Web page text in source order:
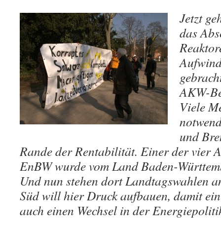
Jetzt
das
AKW-
Viele
und
Rande der Rentabilität. Einer der vier
EnBW wurde vom Land Baden-
Und nun stehen dort Landtagswahlen
Süd will hier Druck aufbauen, damit
auch einen Wechsel in der